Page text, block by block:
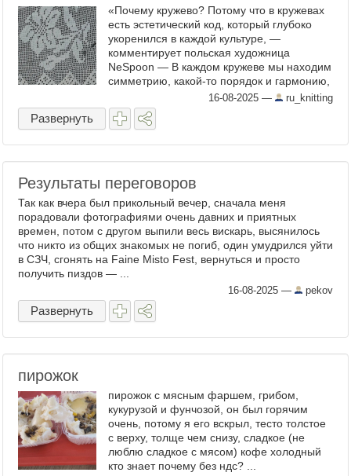
«Почему кружево? Потому что в кружевах
есть эстетический код, который глубоко
укоренился в каждой культуре, —
комментирует польская художница
NeSpoon — В каждом кружеве мы находим
симметрию, какой-то порядок и гармонию,
разве это не то, к чему все мы
инстинктивно стремимся? Почему ...
16-08-2025 — ru_knitting
Развернуть
Результаты переговоров
Так как вчера был прикольный вечер, сначала меня
порадовали фотографиями очень давних и приятных
времен, потом с другом выпили весь вискарь, высянилось
что никто из общих знакомых не погиб, один умудрился уйти
в СЗЧ, сгонять на Faine Misto Fest, вернуться и просто
получить пиздов — ...
16-08-2025 — pekov
Развернуть
пирожок
пирожок с мясным фаршем, грибом,
кукурузой и фунчозой, он был горячим
очень, потому я его вскрыл, тесто толстое
с верху, толще чем снизу, сладкое (не
люблю сладкое с мясом) кофе холодный
кто знает почему без ндс? ...